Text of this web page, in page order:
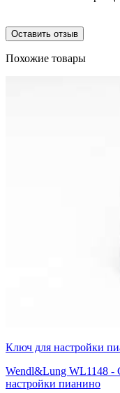
Оставить отзыв
Похожие товары
Ключ для настройки
Wendl&Lung WL1148 -
настройки пианино